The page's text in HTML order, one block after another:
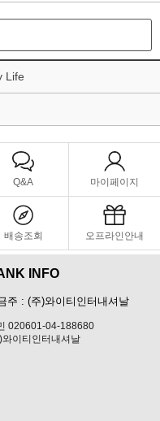
Life
Q&A 마이페이지
배송조회 오프라인안내
INFO
주 : (주)와이티인터내셔날
020601-04-188680
와이티인터내셔날